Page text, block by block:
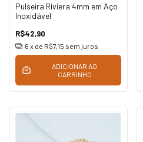
Pulseira Riviera 4mm em Aço
Inoxidável
R$42,90
6 x de R$7,15 sem juros
ADICIONAR AO
CARRINHO